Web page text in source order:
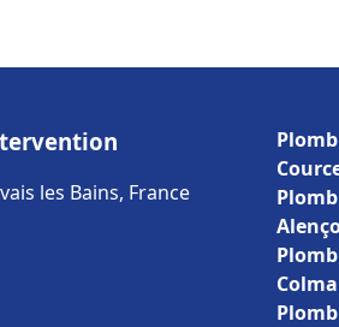
les Bains, France